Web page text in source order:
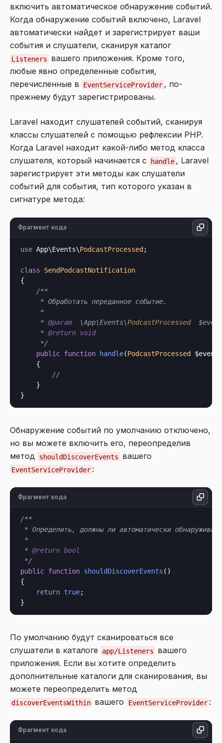
включить автоматическое обнаружение событий.
Когда обнаружение событий включено, Laravel
автоматически найдет и зарегистрирует ваши
события и слушатели, сканируя каталог
Listeners
вашего приложения. Кроме того,
любые явно определенные события,
перечисленные в
EventServiceProvider , по-
прежнему будут зарегистрированы.
Laravel находит слушателей событий, сканируя
классы слушателей с помощью рефлексии PHP.
Когда Laravel находит какой-либо метод класса
слушателя, который начинается с
handle , Laravel
зарегистрирует эти методы как слушатели
событий для события, тип которого указан в
сигнатуре метода:
Фрагмент кода
use App\Events\PodcastProcessed ;
class
SendPodcastNotification
{
/**
     * Обработать переданное событие.
     *
     *
@param
  \App\Events\
PodcastProcessed
  $event
     *
@return void
     */
public function handle(PodcastProcessed $event
    {
//
    }
Обнаружение событий по умолчанию отключено,
но вы можете включить его, переопределив
метод shouldDiscoverEvents вашего
EventServiceProvider :
Фрагмент кода
/**
* Определить, должны ли автоматически
*
* @return bool
*/
public function shouldDiscoverEvents ()
{
return true;
По умолчанию будут сканироваться все
слушатели в каталоге
app/Listeners
вашего
приложения. Если вы хотите определить
дополнительные каталоги для сканирования, вы
можете переопределить метод
discoverEventsWithin вашего EventServiceProvider :
Фрагмент кода